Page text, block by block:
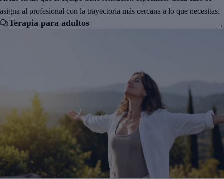
asigna al profesional con la trayectoria más cercana a lo que necesitas.
Terapia para adultos →